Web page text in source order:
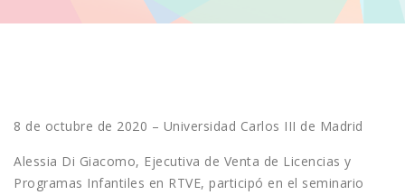
8 de octubre de 2020 – Universidad Carlos III de Madrid
Alessia Di Giacomo, Ejecutiva de Venta de Licencias y
Programas Infantiles en RTVE, participó en el seminario